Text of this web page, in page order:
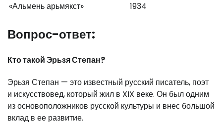
«Альмень арьмякст»
1934
Вопрос-ответ:
Кто такой Эрьзя Степан?
Эрьзя Степан — это известный русский писатель, поэт
и искусствовед, который жил в XIX веке. Он был одним
из основоположников русской культуры и внес большой
вклад в ее развитие.